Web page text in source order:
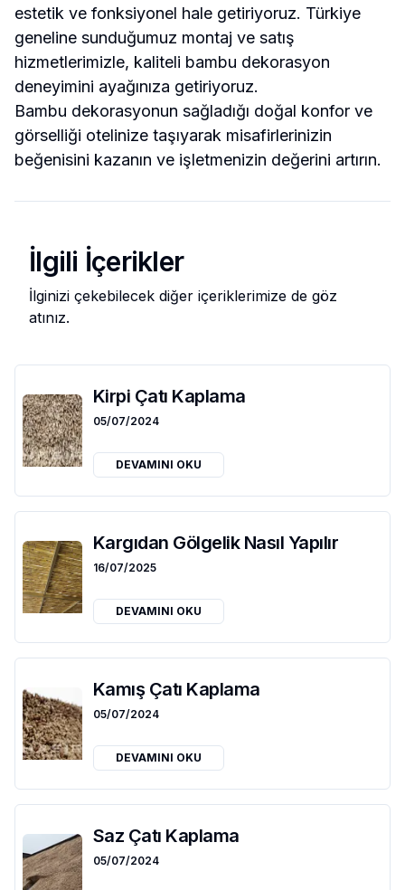
estetik ve fonksiyonel hale getiriyoruz. Türkiye
geneline sunduğumuz montaj ve satış
hizmetlerimizle, kaliteli bambu dekorasyon
deneyimini ayağınıza getiriyoruz.
Bambu dekorasyonun sağladığı doğal konfor ve
görselliği otelinize taşıyarak misafirlerinizin
beğenisini kazanın ve işletmenizin değerini artırın.
İlgili İçerikler
İlginizi çekebilecek diğer içeriklerimize de göz
atınız.
Kirpi Çatı Kaplama
05/07/2024
DEVAMINI OKU
Kargıdan Gölgelik Nasıl Yapılır
16/07/2025
DEVAMINI OKU
Kamış Çatı Kaplama
05/07/2024
DEVAMINI OKU
Saz Çatı Kaplama
05/07/2024